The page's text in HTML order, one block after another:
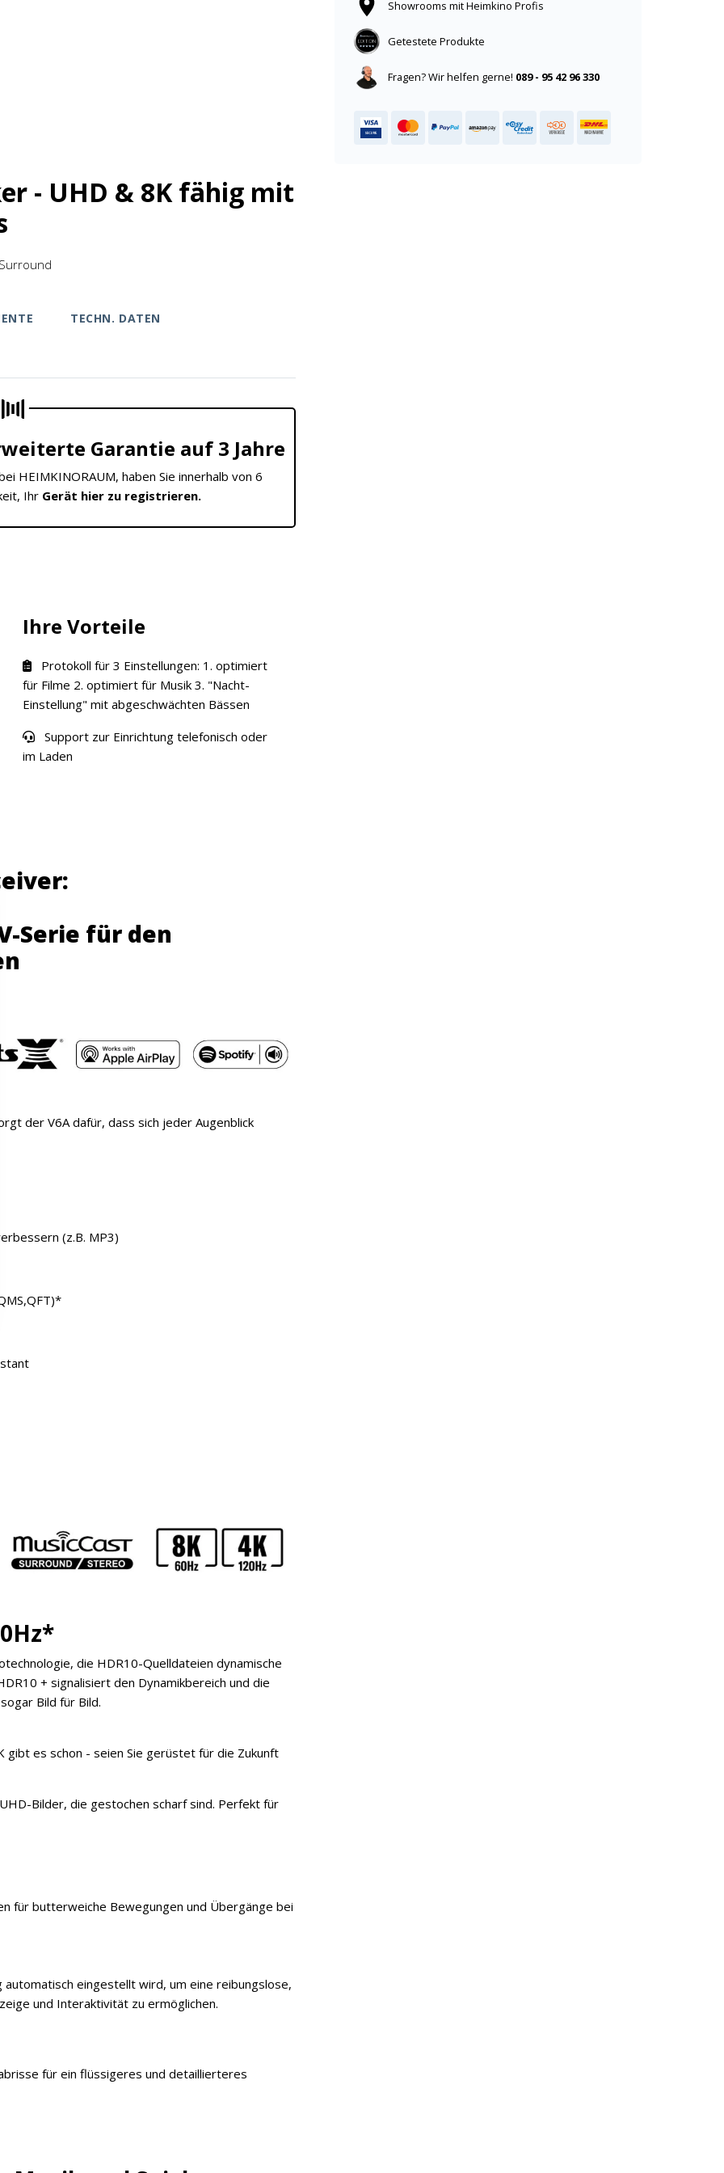
Showrooms mit Heimkino Profis
Getestete Produkte
Fragen? Wir helfen gerne! 089 - 95 42 96 330
- UHD & 8K fähig mit
TECHN. DATEN
Garantie auf 3 Jahre
HEIMKINORAUM, haben Sie innerhalb von 6
Ihr Gerät hier zu registrieren.
Ihre Vorteile
Protokoll für 3 Einstellungen: 1. optimiert
für Filme 2. optimiert für Musik 3. "Nacht-
Einstellung" mit abgeschwächten Bässen
Support zur Einrichtung telefonisch oder
im Laden
Serie für den
der V6A dafür, dass sich jeder Augenblick
(z.B. MP3)
die HDR10-Quelldateien dynamische
+ signalisiert den Dynamikbereich und die
Bild für Bild.
es schon - seien Sie gerüstet für die Zukunft
Bilder, die gestochen scharf sind. Perfekt für
für butterweiche Bewegungen und Übergänge bei
eingestellt wird, um eine reibungslose,
und Interaktivität zu ermöglichen.
für ein flüssigeres und detaillierteres